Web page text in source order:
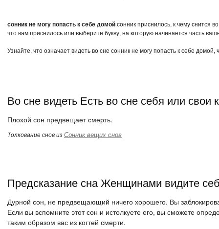
сонник не могу попасть к себе домойсонник приснилось, к чему снится
что вам приснилось или выберите букву, на которую начинается часть
Узнайте, что означает видеть во сне сонник не могу попасть к себе
Во сне видеть Есть во сне себя или свои
Плохой сон предвещает смерть.
Толкование снов изСонник вещих снов
Предсказание сна Женщинами видите
Дурной сон, не предвещающий ничего хорошего. Вы
Если вы вспомните этот сон и истолкуете его, вы сможете
таким образом вас из когтей смерти.